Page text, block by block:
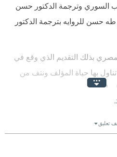
السوري وترجمة الدكتور حسن
حسن للروايه بترجمة الدكتور
بذلك التقديم الذي وقع في
بها حياة المؤلف ونتف من
ممتاز تقع عينه علي أمرأة جميلة
.
تعليق